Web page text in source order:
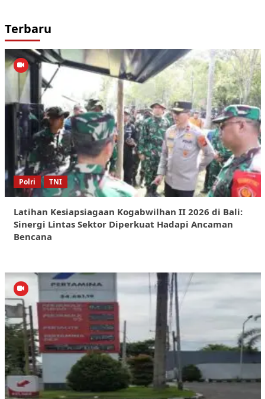
Terbaru
Polri TNI
Latihan Kesiapsiagaan Kogabwilhan II 2026 di Bali:
Sinergi Lintas Sektor Diperkuat Hadapi Ancaman
Bencana